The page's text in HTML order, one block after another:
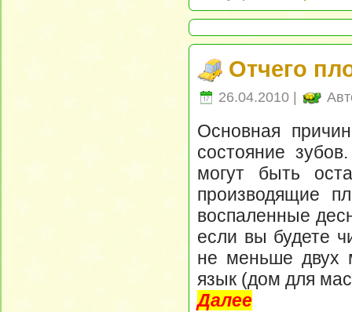
Отчего
26.04.2010 |
Основная
состояние
могут быть
производящие
воспаленные
если вы будете
не меньше двух
язык (дом для
Далее